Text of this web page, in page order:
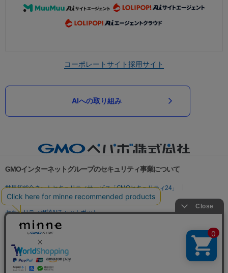
コーポレートサイト採用サイト
AIへの取り組み
GMOインターネットグループのセキュリティ事業について
世界初総合ネットセキュリティサービス「GMOセキュリティ24」
パスワード漏洩診断
Webサイトリスク診断
セキュリティ相談AIチャットボット
実在証明・盗聴対策
サイバー攻撃対策（GMO Flatt Security）
セキュリティ事業の軌跡